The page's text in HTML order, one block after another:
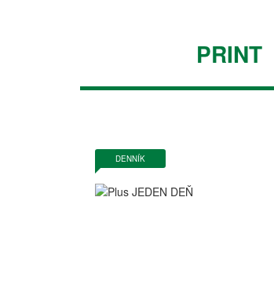
PRINT
DENNÍK